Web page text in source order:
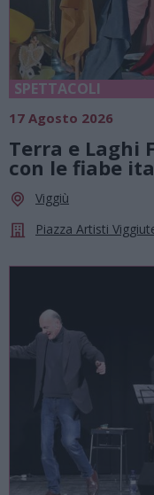
SPETTACOLI
17 Agosto 2026
Terra e Laghi
con le fiabe
Viggiù
Piazza Artisti